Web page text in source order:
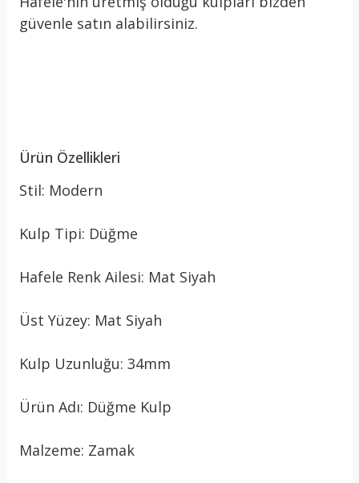
güvenle satın alabilirsiniz.
Ürün Özellikleri
Stil: Modern
Kulp Tipi: Düğme
Hafele Renk Ailesi: Mat Siyah
Üst Yüzey: Mat Siyah
Kulp Uzunluğu: 34mm
Ürün Adı: Düğme Kulp
Malzeme: Zamak